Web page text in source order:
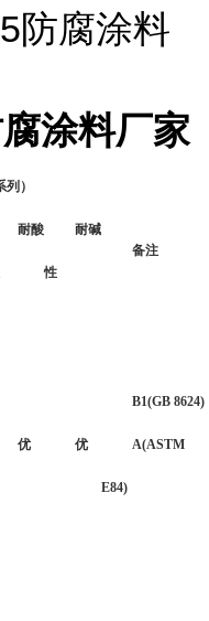
防腐涂料
涂料厂家
）
耐酸 耐碱
性
备注
优 优
B1(GB 8624)
A(ASTM
E84)